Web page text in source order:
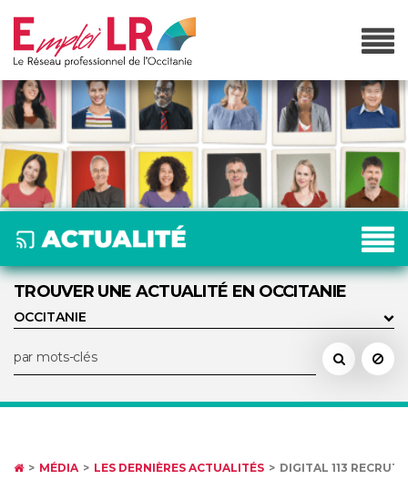
TROUVER UNE ACTUALITÉ EN OCCITANIE
MÉDIA LES DERNIÈRES ACTUALITÉS DIGITAL 113